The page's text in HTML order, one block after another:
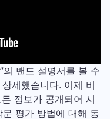
의 밴드 설명서를 볼 수
세했습니다. 이제 비
정보가 공개되어 시
평가 방법에 대해 동